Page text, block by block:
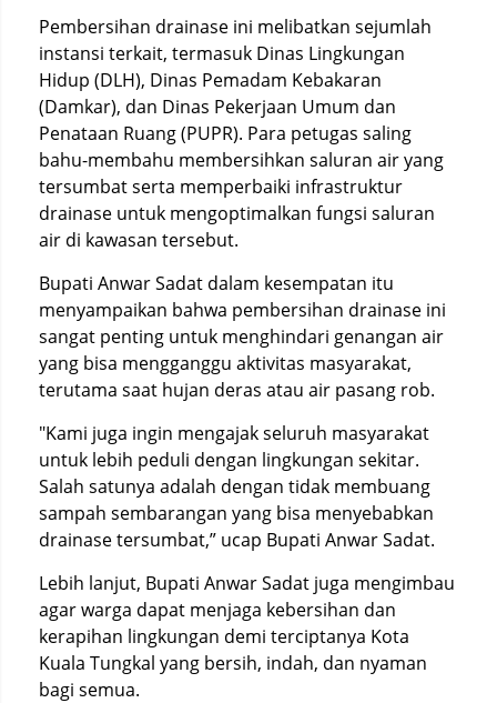
Pembersihan drainase ini melibatkan sejumlah
instansi terkait, termasuk Dinas Lingkungan
Hidup (DLH), Dinas Pemadam Kebakaran
(Damkar), dan Dinas Pekerjaan Umum dan
Penataan Ruang (PUPR). Para petugas saling
bahu-membahu membersihkan saluran air yang
tersumbat serta memperbaiki infrastruktur
drainase untuk mengoptimalkan fungsi saluran
air di kawasan tersebut.
Bupati Anwar Sadat dalam kesempatan itu
menyampaikan bahwa pembersihan drainase ini
sangat penting untuk menghindari genangan air
yang bisa mengganggu aktivitas masyarakat,
terutama saat hujan deras atau air pasang rob.
"Kami juga ingin mengajak seluruh masyarakat
untuk lebih peduli dengan lingkungan sekitar.
Salah satunya adalah dengan tidak membuang
sampah sembarangan yang bisa menyebabkan
drainase tersumbat,” ucap Bupati Anwar Sadat.
Lebih lanjut, Bupati Anwar Sadat juga mengimbau
agar warga dapat menjaga kebersihan dan
kerapihan lingkungan demi terciptanya Kota
Kuala Tungkal yang bersih, indah, dan nyaman
bagi semua.